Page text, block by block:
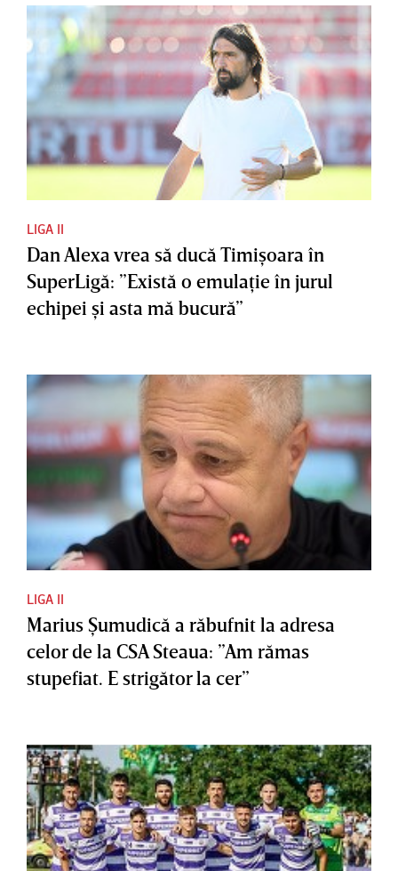
LIGA II
Dan Alexa vrea să ducă Timişoara în
SuperLigă: ”Există o emulaţie în jurul
echipei şi asta mă bucură”
LIGA II
Marius Şumudică a răbufnit la adresa
celor de la CSA Steaua: ”Am rămas
stupefiat. E strigător la cer”